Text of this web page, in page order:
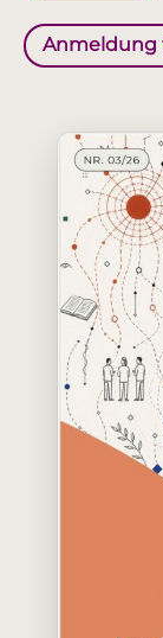
Anmeldung